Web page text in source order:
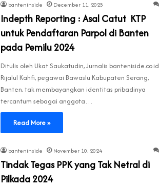
banteninside December 11, 2025
Indepth Reporting : Asal Catut KTP
untuk Pendaftaran Parpol di Banten
pada Pemilu 2024
Ditulis oleh Ukat Saukatudin, Jurnalis banteniside.co.id
Rijalul Kahfi, pegawai Bawaslu Kabupaten Serang,
Banten, tak membayangkan identitas pribadinya
tercantum sebagai anggota…
Read More »
banteninside November 10, 2024
Tindak Tegas PPK yang Tak Netral di
Pilkada 2024